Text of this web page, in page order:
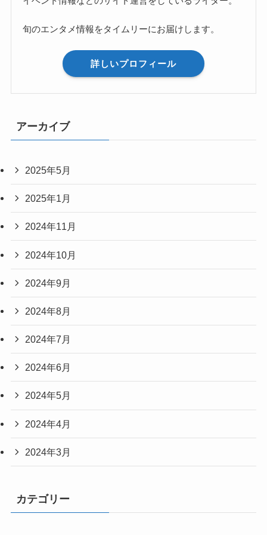
旬のエンタメ情報をタイムリーにお届けします。
詳しいプロフィール
アーカイブ
2025年5月
2025年1月
2024年11月
2024年10月
2024年9月
2024年8月
2024年7月
2024年6月
2024年5月
2024年4月
2024年3月
カテゴリー